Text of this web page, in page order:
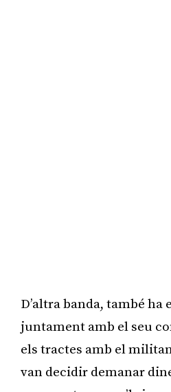
D’altra banda, també ha
juntament amb el seu
els tractes amb el
van decidir demanar